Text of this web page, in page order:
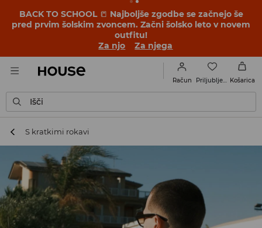
BACK TO SCHOOL 📒 Najboljše zgodbe se začnejo še
pred prvim šolskim zvoncem. Začni šolsko leto v novem
outfitu!
Za njo
Za njega
Račun Košarica
Išči
S kratkimi rokavi